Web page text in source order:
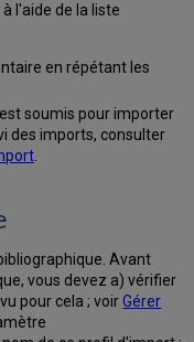
l'aide de la liste
en répétant les
soumis pour importer
des imports, consulter
.
Avant
vous devez a) vérifier
pour cela ; voirGérer